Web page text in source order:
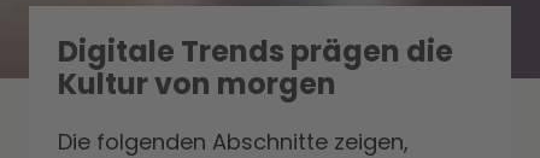
Digitale Trends prägen die
Kultur von morgen
Die folgenden Abschnitte zeigen,